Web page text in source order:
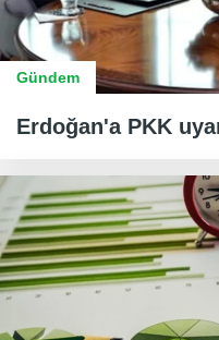
Gündem
Erdoğan'a PKK